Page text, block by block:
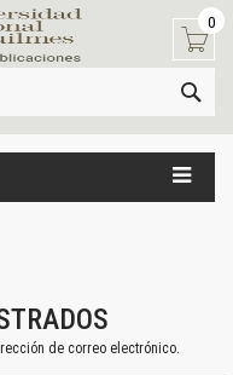
0
de correo electrónico.